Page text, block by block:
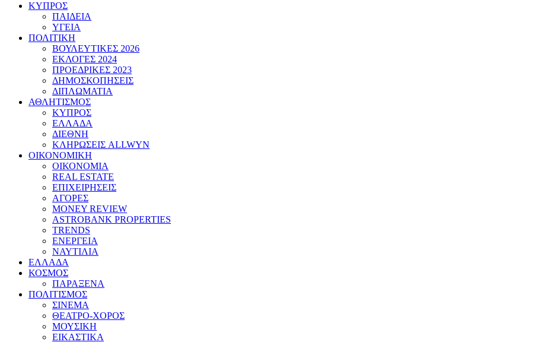
ΚΥΠΡΟΣ
ΠΑΙΔΕΙΑ
ΥΓΕΙΑ
ΠΟΛΙΤΙΚΗ
ΒΟΥΛΕΥΤΙΚΕΣ 2026
ΕΚΛΟΓΕΣ 2024
ΠΡΟΕΔΡΙΚΕΣ 2023
ΔΗΜΟΣΚΟΠΗΣΕΙΣ
ΔΙΠΛΩΜΑΤΙΑ
ΑΘΛΗΤΙΣΜΟΣ
ΚΥΠΡΟΣ
ΕΛΛΑΔΑ
ΔΙΕΘΝΗ
ΚΛΗΡΩΣΕΙΣ ALLWYN
ΟΙΚΟΝΟΜΙΚΗ
ΟΙΚΟΝΟΜΙΑ
REAL ESTATE
ΕΠΙΧΕΙΡΗΣΕΙΣ
ΑΓΟΡΕΣ
MONEY REVIEW
ASTROBANK PROPERTIES
TRENDS
ΕΝΕΡΓΕΙΑ
ΝΑΥΤΙΛΙΑ
ΕΛΛΑΔΑ
ΚΟΣΜΟΣ
ΠΑΡΑΞΕΝΑ
ΠΟΛΙΤΙΣΜΟΣ
ΣΙΝΕΜΑ
ΘΕΑΤΡΟ-ΧΟΡΟΣ
ΜΟΥΣΙΚΗ
ΕΙΚΑΣΤΙΚΑ